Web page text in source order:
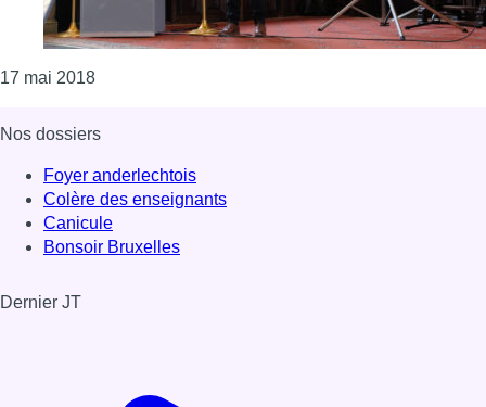
17 mai 2018Consulter l'article "Le Mexique à l’honneur pour
Nos dossiers
Foyer anderlechtois
Colère des enseignants
Canicule
Bonsoir Bruxelles
Dernier JT